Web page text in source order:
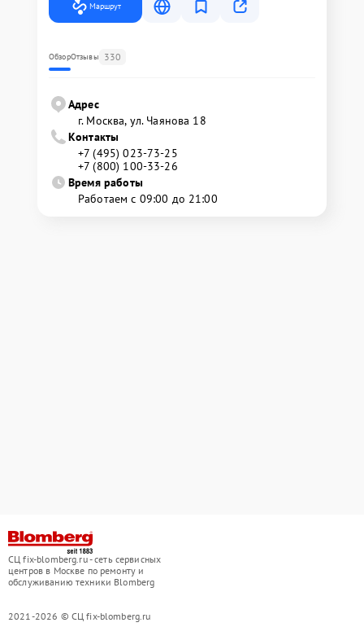
Маршрут
ОбзорОтзывы 330
Адрес
г. Москва, ул. Чаянова 18
Контакты
+7 (495) 023-73-25
+7 (800) 100-33-26
Время работы
Работаем с 09:00 до 21:00
СЦ fix-blomberg.ru - сеть сервисных
центров в Москве по ремонту и
обслуживанию техники Blomberg
2021-2026 © СЦ fix-blomberg.ru